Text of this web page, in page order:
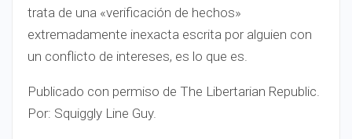
trata de una «verificación de hechos»
extremadamente inexacta escrita por alguien con
un conflicto de intereses, es lo que es.
Publicado con permiso de The Libertarian Republic.
Por: Squiggly Line Guy.